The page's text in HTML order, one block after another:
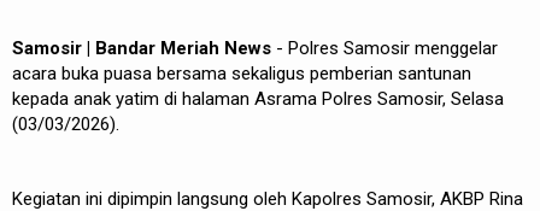
Samosir | Bandar Meriah News - Polres Samosir menggelar
acara buka puasa bersama sekaligus pemberian santunan
kepada anak yatim di halaman Asrama Polres Samosir, Selasa
(03/03/2026).
Kegiatan ini dipimpin langsung oleh Kapolres Samosir, AKBP Rina